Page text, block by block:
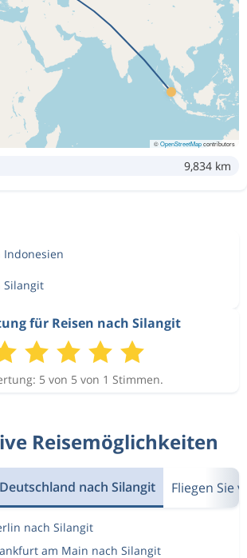
©OpenStreetMapcontributors
9,834 km
Indonesien
Silangit
für Reisen nach Silangit
5 von 5 von 1 Stimmen.
Reisemöglichkeiten
nach Silangit Fliegen Sie
nach Silangit
am Main nach Silangit